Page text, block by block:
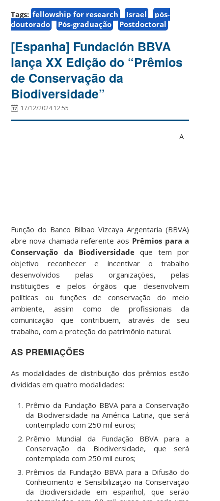
Tags: fellowship for research Israel
pós-
doutorado
Pós-graduação Postdoctoral
[Espanha] Fundación BBVA
lança XX Edição do “Prêmios
de Conservação da
Biodiversidade”
17/12/2024 12:55
A
Função do Banco Bilbao Vizcaya Argentaria (BBVA)
abre nova chamada referente aos Prêmios para a
Conservação da Biodiversidadeque tem por
objetivo reconhecer e incentivar o trabalho
desenvolvidos pelas organizações, pelas
instituições e pelos órgãos que desenvolvem
políticas ou funções de conservação do meio
ambiente, assim como de profissionais da
comunicação que contribuem, através de seu
trabalho, com a proteção do patrimônio natural.
AS PREMIAÇÕES
As modalidades de distribuição dos prêmios estão
divididas em quatro modalidades:
Prêmio da Fundação BBVA para a Conservação
da Biodiversidade na América Latina, que será
contemplado com 250 mil euros;
Prêmio Mundial da Fundação BBVA para a
Conservação da Biodiversidade, que será
contemplado com 250 mil euros;
Prêmios da Fundação BBVA para a Difusão do
Conhecimento e Sensibilização na Conservação
da Biodiversidade em espanhol, que serão